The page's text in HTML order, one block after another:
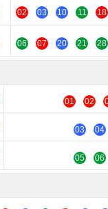
02 03 10 11 18
06 07 20 21 28
01 02
03 04
05 06